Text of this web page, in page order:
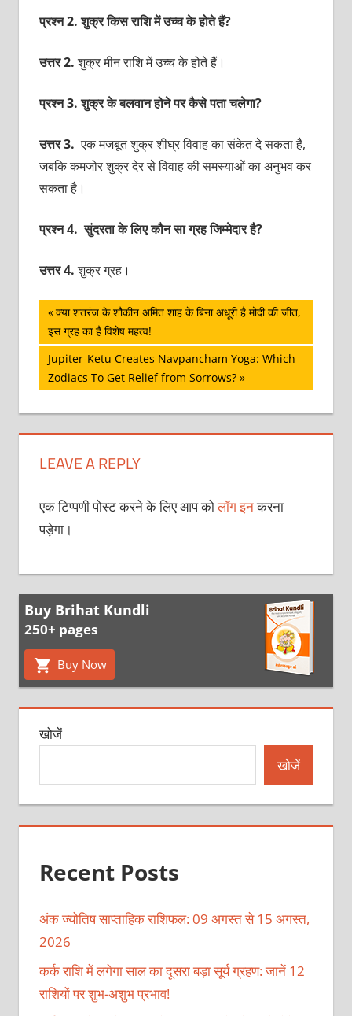
प्रश्न 2. शुक्र किस राशि में उच्च के होते हैं?
उत्तर 2.शुक्र मीन राशि में उच्च के होते हैं।
प्रश्न 3. शुक्र के बलवान होने पर कैसे पता चलेगा?
उत्तर 3. एक मजबूत शुक्र शीघ्र विवाह का संकेत दे सकता है,
जबकि कमजोर शुक्र देर से विवाह की समस्याओं का अनुभव कर
सकता है।
प्रश्न 4. सुंदरता के लिए कौन सा ग्रह जिम्मेदार है?
उत्तर 4.शुक्र ग्रह।
पोस्ट
नेविगेशन
Previous
Post:
क्या शतरंज के शौकीन अमित शाह के बिना अधूरी है मोदी की जीत,
इस ग्रह का है विशेष महत्व!
Next
Post:
Jupiter-Ketu Creates Navpancham Yoga: Which
Zodiacs To Get Relief from Sorrows?
LEAVE A REPLY
एक टिप्पणी पोस्ट करने के लिए आप कोलॉग इनकरना
पड़ेगा।
Buy Brihat Kundli
250+ pages
Buy Now
खोजें
खोजें
Recent Posts
अंक ज्योतिष साप्ताहिक राशिफल: 09 अगस्त से 15 अगस्त,
2026
कर्क राशि में लगेगा साल का दूसरा बड़ा सूर्य ग्रहण: जानें 12
राशियों पर शुभ-अशुभ प्रभाव!